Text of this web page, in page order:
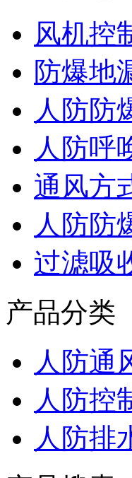
风机控
防爆地
人防防
人防呼
通风方
人防防
过滤吸
产品分类
人防通
人防控
人防排